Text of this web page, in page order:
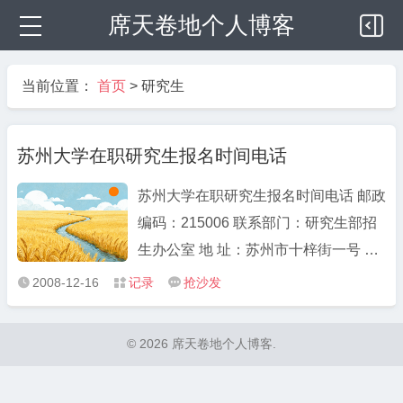
席天卷地个人博客
当前位置： 首页 > 研究生
苏州大学在职研究生报名时间电话
苏州大学在职研究生报名时间电话 邮政
编码：215006 联系部门：研究生部招
生办公室 地 址：苏州市十梓街一号 电
话：0512-65112816 传 真：0512-
65112816 5月在网站公布信息，7月报
 2008-12-16  记录  抢沙发
© 2026 席天卷地个人博客.